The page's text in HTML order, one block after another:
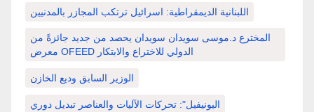
اللبنانية الديمقراطية: اسرائيل ترتكب المجازر بالمدنيين
المخترع د.موسى سويدان سويدان يحصد من جديد جائزةً من
معرض OFEED الدولي للاختراع والابتكار
الوزير السابق وديع الخازن
اليونيفيل": تحركات الآليات والعناصر تبديل دوري